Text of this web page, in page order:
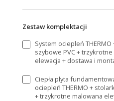
Zestaw komplektacji
System ociepleń THERMO
szybowe PVC +
elewacja + dostawa i
Ciepła płyta
ociepleń THERMO +
+ trzykrotne malowana